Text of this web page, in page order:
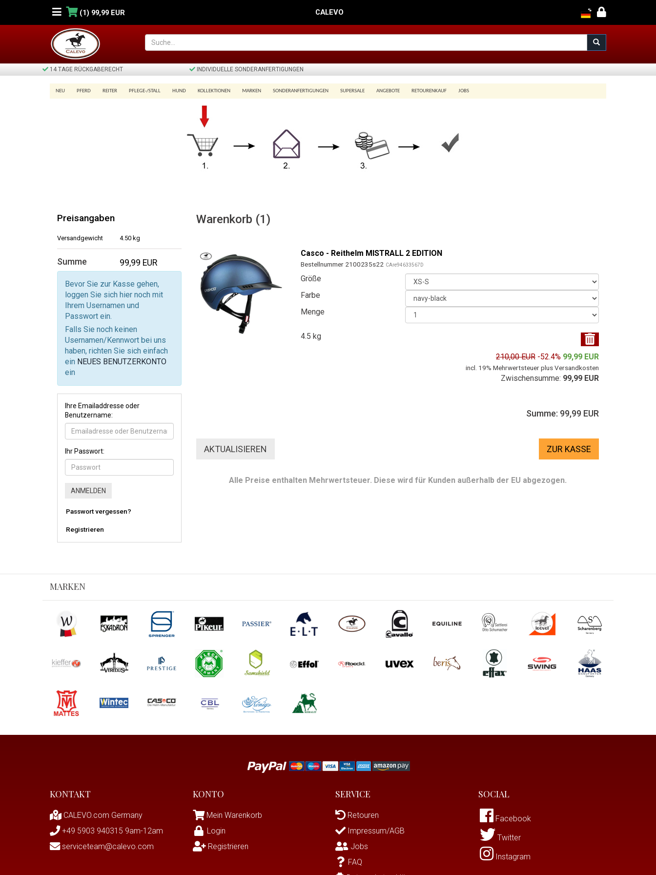
(1) 99,99 EUR CALEVO
14 TAGE RÜCKGABERECHT INDIVIDUELLE SONDERANFERTIGUNGEN
NEU PFERD REITER PFLEGE-/STALL HUND KOLLEKTIONEN MARKEN SONDERANFERTIGUNGEN SUPERSALE ANGEBOTE RETOURENKAUF JOBS
Preisangaben
Versandgewicht 4.50 kg
Summe 99,99 EUR
Bevor Sie zur Kasse gehen,
loggen Sie sich hier noch mit
Ihrem Usernamen und
Passwort ein.
Falls Sie noch keinen
Usernamen/Kennwort bei uns
haben, richten Sie sich einfach
ein NEUES BENUTZERKONTO
ein
Ihre Emailaddresse oder
Benutzername:
Ihr Passwort:
Passwort vergessen?
Registrieren
Warenkorb (1)
Casco - Reithelm MISTRALL 2 EDITION
Bestellnummer 2100235s22 CAre94633567D
Größe
Farbe
Menge
4.5 kg
210,00 EUR -52.4% 99,99 EUR
incl. 19% Mehrwertsteuer plus Versandkosten
Zwischensumme: 99,99 EUR
Summe: 99,99 EUR
ZUR KASSE
Alle Preise enthalten Mehrwertsteuer. Diese wird für Kunden außerhalb der EU abgezogen.
MARKEN
KONTAKT
CALEVO.com Germany
+49 5903 940315 9am-12am
serviceteam@calevo.com
KONTO
Mein Warenkorb
Login
Registrieren
SERVICE
Retouren
Impressum/AGB
Jobs
FAQ
SOCIAL
Facebook
Twitter
Instagram